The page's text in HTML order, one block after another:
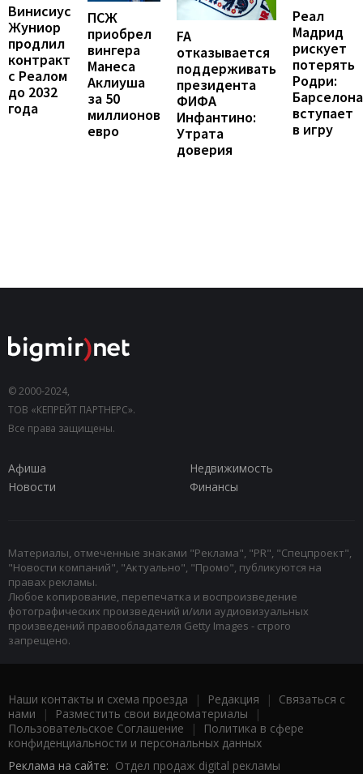
Винисиус
Жуниор
продлил
контракт
с Реалом
до 2032
года
ПСЖ
приобрел
вингера
Манеса
Аклиуша
за 50
миллионов
евро
FA
отказывается
поддерживать
президента
ФИФА
Инфантино:
Утрата
доверия
Реал
Мадрид
рискует
потерять
Родри:
Барселона
вступает
в игру
© 2000-2024,
ТОВ «КЕПРЕЙТ ПАРТНЕРС».
Все права защищены.
Афиша
Недвижимость
Новости
Финансы
Материалы, отмеченные знаками "Реклама", "PR", "Спецпроект",
"Новости компаний", "Актуально", "Промо", публикуются на
правах рекламы.
Любое копирование, перепечатка и воспроизведение
фотографических произведений и/или аудиовизуальных
произведений правообладателя Getty Images - строго
запрещено.
Наши контакты и схема проезда | Редакция | Связаться с
нами | Разместить свои видеоматериалы |
Пользовательское Соглашение |
Политика в сфере
конфиденциальности и персональных данных
Реклама на сайте: Отдел продаж digital рекламы